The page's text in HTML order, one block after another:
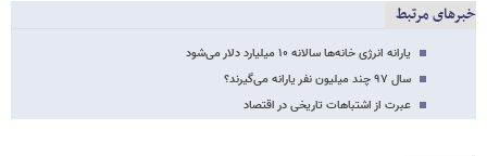
خبرهای مرتبط
یارانه انرژی خانه‌ها سالانه ۱۰ میلیارد دلار می‌شود
سال ۹۷ چند میلیون نفر یارانه می‌گیرند؟
عبرت از اشتباهات تاریخی در اقتصاد